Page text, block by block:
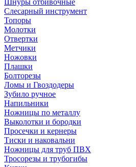
Шнуры отбивочные
Слесарный инструмент
Топоры
Молотки
Отвертки
Метчики
Ножовки
Плашки
Болторезы
Ломы и Гвоздодеры
Зубило ручное
Напильники
Ножницы по металлу
Выколотки и бородки
Просечки и кернеры
Тиски и наковальни
Ножницы для труб ПВХ
Тросорезы и трубогибы